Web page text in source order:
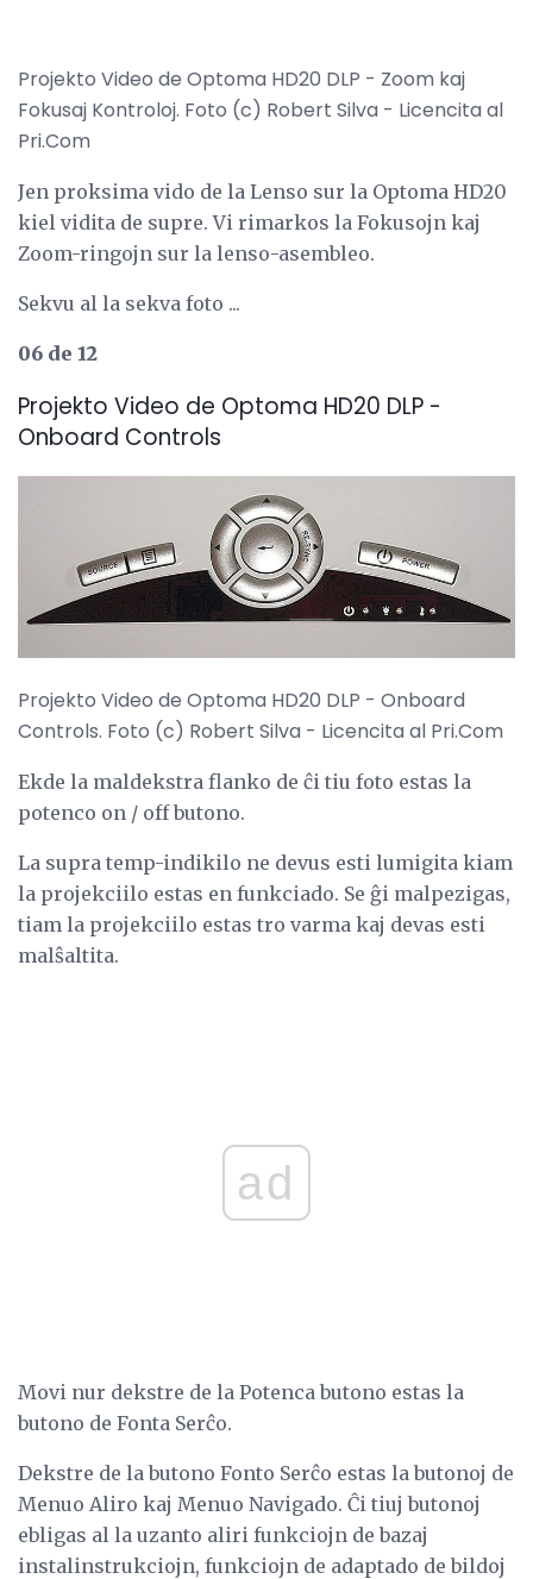
Projekto Video de Optoma HD20 DLP - Zoom kaj
Fokusaj Kontroloj. Foto (c) Robert Silva - Licencita al
Pri.Com
Jen proksima vido de la Lenso sur la Optoma HD20
kiel vidita de supre. Vi rimarkos la Fokusojn kaj
Zoom-ringojn sur la lenso-asembleo.
Sekvu al la sekva foto ...
06 de 12
Projekto Video de Optoma HD20 DLP -
Onboard Controls
Projekto Video de Optoma HD20 DLP - Onboard
Controls. Foto (c) Robert Silva - Licencita al Pri.Com
Ekde la maldekstra flanko de ĉi tiu foto estas la
potenco on / off butono.
La supra temp-indikilo ne devus esti lumigita kiam
la projekciilo estas en funkciado. Se ĝi malpezigas,
tiam la projekciilo estas tro varma kaj devas esti
malŝaltita.
ad
Movi nur dekstre de la Potenca butono estas la
butono de Fonta Serĉo.
Dekstre de la butono Fonto Serĉo estas la butonoj de
Menuo Aliro kaj Menuo Navigado. Ĉi tiuj butonoj
ebligas al la uzanto aliri funkciojn de bazaj
instalinstrukciojn, funkciojn de adaptado de bildoj